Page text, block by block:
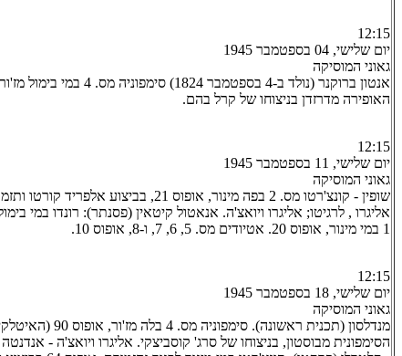
12:15
יום שלישי, 04 בספטמבר 1945
גאוני המוסיקה
אנטון ברוקנר (נולד ב-4
האופירה מדרזדן בניצוחו של קרל בהם.
12:15
יום שלישי, 11 בספטמבר 1945
גאוני המוסיקה
שופין - קונצ'רטו מס. 2 בפה מינור, אופוס 21,
1 במי מינור, אופוס 20. אטיודים מס. 5, 6, 7, ו-8, אופוס 10.
12:15
יום שלישי, 18 בספטמבר 1945
גאוני המוסיקה
מנדלסון (תכנית ראשונה).
הסימפונית מבוסטון, בניצוחו של סרג' קוסביצקי. אליגרו ויואצ'ה -